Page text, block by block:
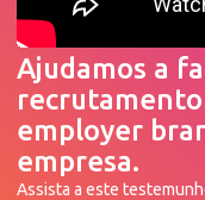
Ajudamos a
employer
empresa.
Assista a este